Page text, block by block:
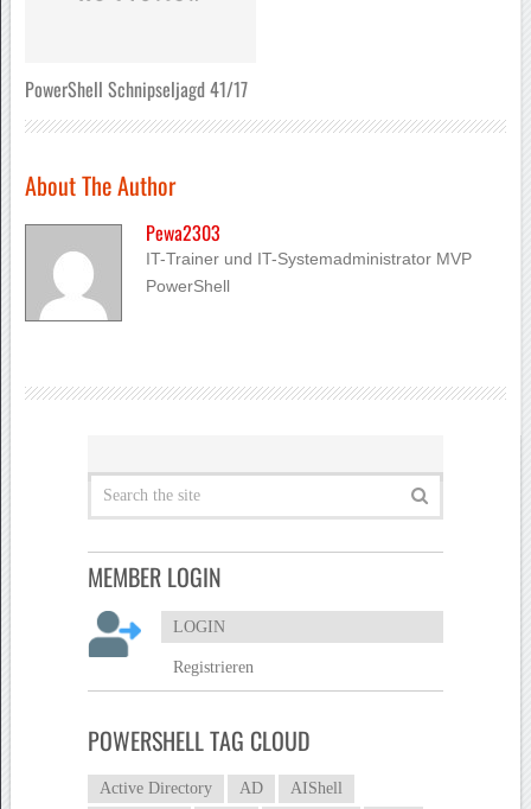
PowerShell Schnipseljagd 41/17
About The Author
Pewa2303
IT-Trainer und IT-Systemadministrator MVP
PowerShell
MEMBER LOGIN
LOGIN
Registrieren
POWERSHELL TAG CLOUD
Active Directory AD
AIShell